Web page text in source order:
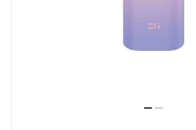
выбранный способом
каждые 2 недели